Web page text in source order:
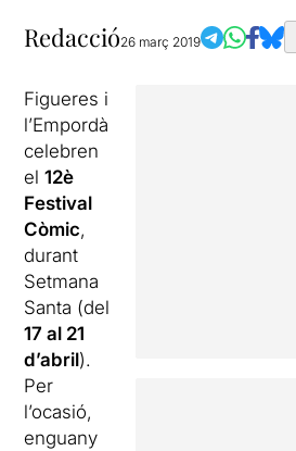
Redacció26 març 2019
Figueres i
l’Empordà
celebren
el12è
Festival
Còmic,
durant
Setmana
Santa (del
17 al 21
d’abril).
Per
l’ocasió,
enguany